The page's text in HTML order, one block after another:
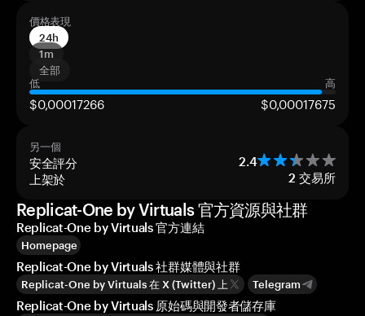
價格表現
24h
1m
全部
低
高
$0,00017266 $0,00017675
另一個
安全評分 2.4
上架於 2 交易所
Replicat-One by Virtuals 官方資源與社群
Replicat-One by Virtuals 官方連結
Homepage
Replicat-One by Virtuals 社群媒體與社群
Replicat-One by Virtuals 在 X (Twitter) 上 Telegram
Replicat-One by Virtuals 原始碼與開發者儲存庫